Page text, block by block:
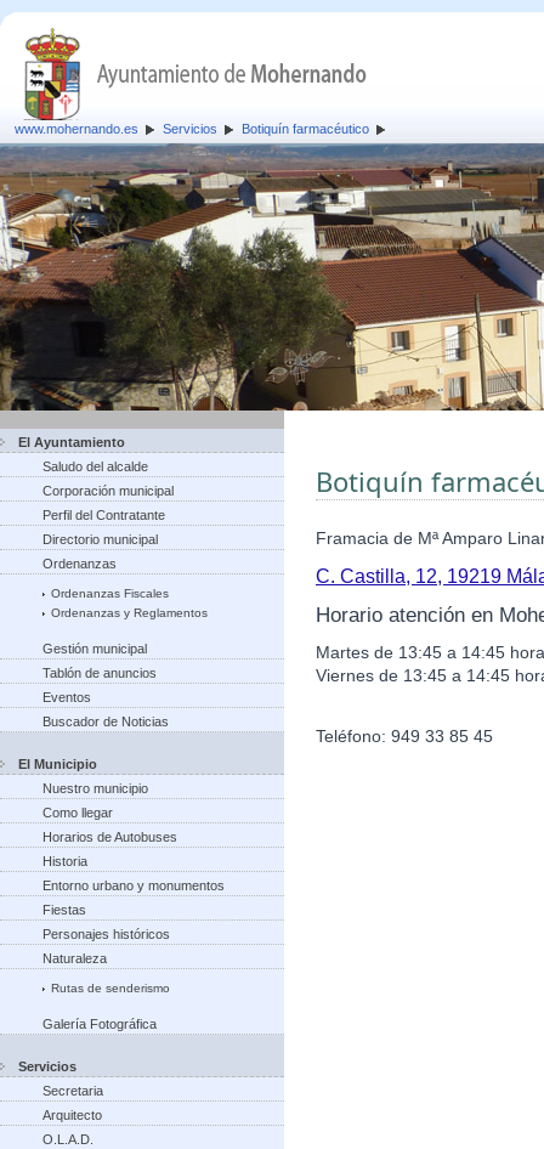
www.mohernando.es Servicios Botiquín farmacéutico
El Ayuntamiento
Saludo del alcalde
Corporación municipal
Perfil del Contratante
Directorio municipal
Ordenanzas
Ordenanzas Fiscales
Ordenanzas y Reglamentos
Gestión municipal
Tablón de anuncios
Eventos
Buscador de Noticias
El Municipio
Nuestro municipio
Como llegar
Horarios de Autobuses
Historia
Entorno urbano y monumentos
Fiestas
Personajes históricos
Naturaleza
Rutas de senderismo
Galería Fotográfica
Servicios
Secretaria
Arquitecto
O.L.A.D.
Botiquín
Framacia de Mª Amparo
C. Castilla, 12, 19219
Horario atención en
Martes de 13:45 a 14:45
Viernes de 13:45 a 14:45
Teléfono: 949 33 85 45